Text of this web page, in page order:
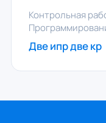
Контрольная
Две ипр две кр